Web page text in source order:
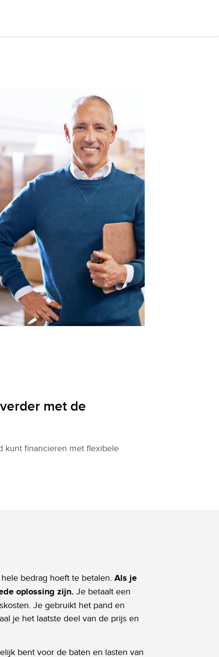
met de
kunt financieren met flexibele
bedrag hoeft te betalen. Als je
oplossing zijn. Je betaalt een
Je gebruikt het pand en
je het laatste deel van de prijs en
bent voor de baten en lasten van